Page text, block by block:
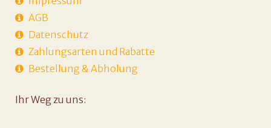
AGB
Datenschutz
Zahlungsarten und Rabatte
Bestellung & Abholung
Ihr Weg zu uns: